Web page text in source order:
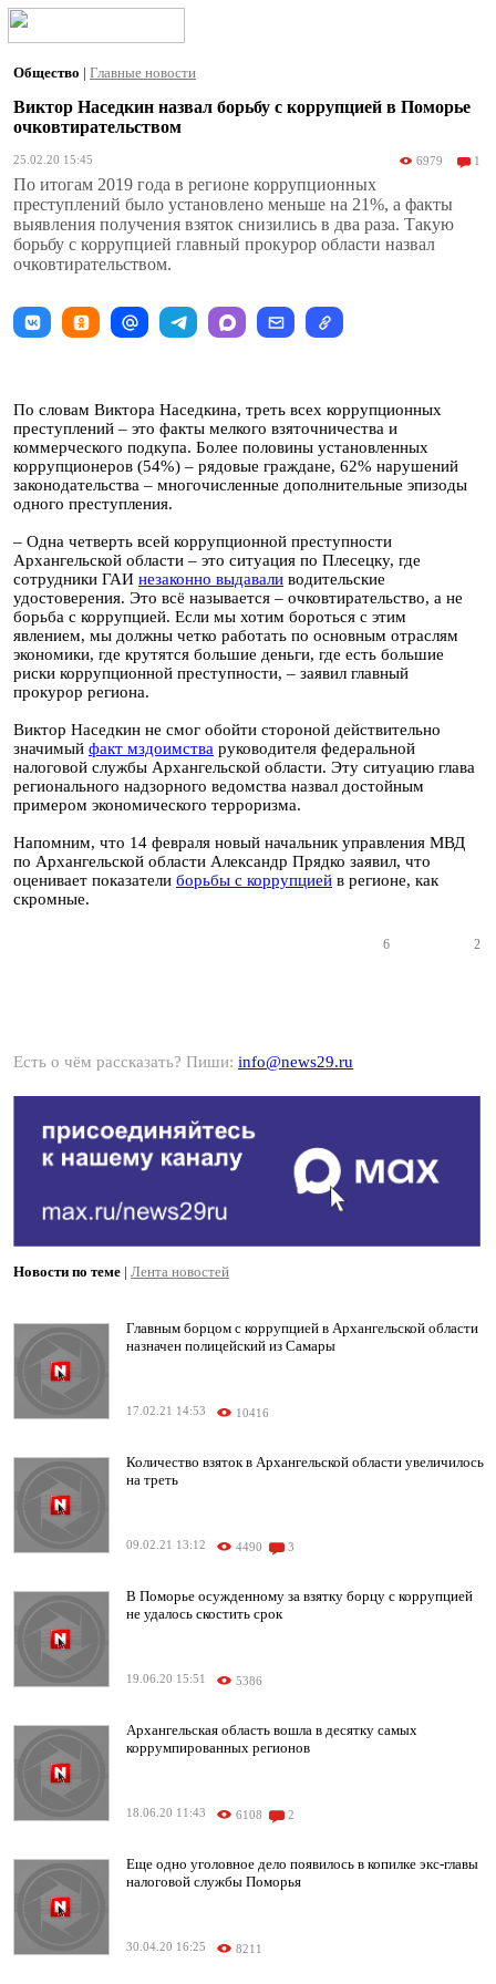
Общество | Главные новости
Виктор Наседкин назвал борьбу с коррупцией в Поморье
очковтирательством
25.02.20 15:45 6979 1
По итогам 2019 года в регионе коррупционных
преступлений было установлено меньше на 21%, а факты
выявления получения взяток снизились в два раза. Такую
борьбу с коррупцией главный прокурор области назвал
очковтирательством.
По словам Виктора Наседкина, треть всех коррупционных
преступлений – это факты мелкого взяточничества и
коммерческого подкупа. Более половины установленных
коррупционеров (54%) – рядовые граждане, 62% нарушений
законодательства – многочисленные дополнительные эпизоды
одного преступления.
– Одна четверть всей коррупционной преступности
Архангельской области – это ситуация по Плесецку, где
сотрудники ГАИ незаконно выдавали водительские
удостоверения. Это всё называется – очковтирательство, а не
борьба с коррупцией. Если мы хотим бороться с этим
явлением, мы должны четко работать по основным отраслям
экономики, где крутятся большие деньги, где есть большие
риски коррупционной преступности, – заявил главный
прокурор региона.
Виктор Наседкин не смог обойти стороной действительно
значимый факт мздоимства руководителя федеральной
налоговой службы Архангельской области. Эту ситуацию глава
регионального надзорного ведомства назвал достойным
примером экономического терроризма.
Напомним, что 14 февраля новый начальник управления МВД
по Архангельской области Александр Прядко заявил, что
оценивает показатели борьбы с коррупцией в регионе, как
скромные.
6 2
Есть о чём рассказать? Пиши: info@news29.ru
Новости по теме | Лента новостей
Главным борцом с коррупцией в Архангельской области
назначен полицейский из Самары
17.02.21 14:53 10416
Количество взяток в Архангельской области увеличилось
на треть
09.02.21 13:12 4490 3
В Поморье осужденному за взятку борцу с коррупцией
не удалось скостить срок
19.06.20 15:51 5386
Архангельская область вошла в десятку самых
коррумпированных регионов
18.06.20 11:43 6108 2
Еще одно уголовное дело появилось в копилке экс-главы
налоговой службы Поморья
30.04.20 16:25 8211